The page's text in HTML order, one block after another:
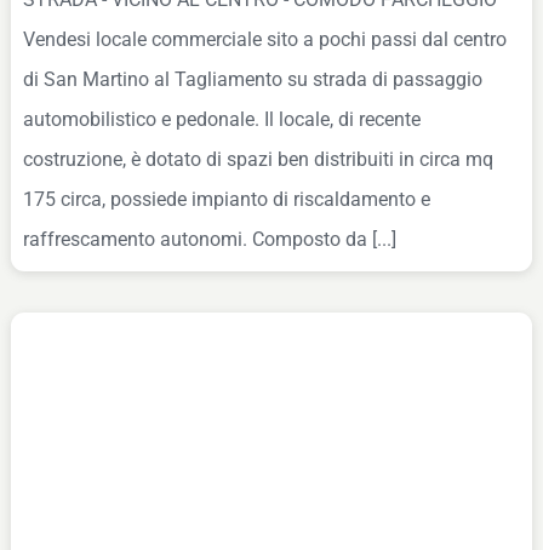
Vendesi locale commerciale sito a pochi passi dal centro
di San Martino al Tagliamento su strada di passaggio
automobilistico e pedonale. Il locale, di recente
costruzione, è dotato di spazi ben distribuiti in circa mq
175 circa, possiede impianto di riscaldamento e
raffrescamento autonomi. Composto da [...]